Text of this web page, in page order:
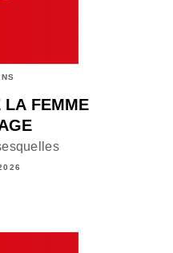
LA FEMME